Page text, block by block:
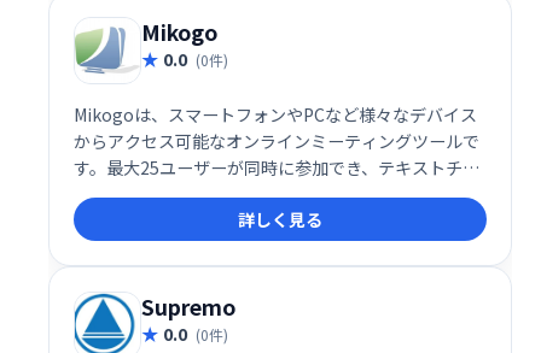
Mikogo
0.0 (0件)
Mikogoは、スマートフォンやPCなど様々なデバイス
からアクセス可能なオンラインミーティングツールで
す。最大25ユーザーが同時に参加でき、テキストチャ
ットやホワイトボード機能、録音機能も搭載。HTML
ビューアーによるスムーズな画面共有と管理者権限の
簡単交換で、効率的な共同作業を実現します。堅牢で
使いやすいツールをお探しの方に最適です。
詳しく見る
Supremo
0.0 (0件)